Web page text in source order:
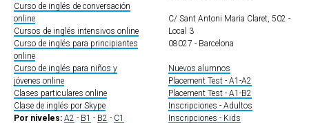
Curso de inglés de conversación
online
Cursos de inglés intensivos online
Curso de inglés para principiantes
online
Curso de inglés para niños y
jóvenes online
Clases particulares online
Clase de inglés por Skype
Por niveles: A2 - B1 - B2 - C1
C/ Sant Antoni Maria Claret, 502 -
Local 3
08027 - Barcelona
Nuevos alumnos
Placement Test - A1-A2
Placement Test - A1-B2
Inscripciones - Adultos
Inscripciones - Kids